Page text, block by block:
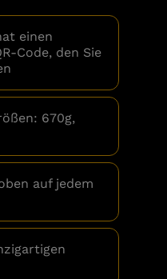
einen
Code, den Sie
670g,
auf jedem